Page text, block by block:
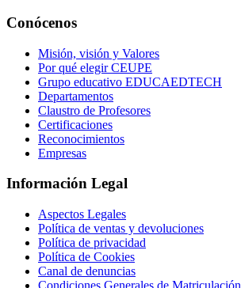
Conócenos
Misión, visión y Valores
Por qué elegir CEUPE
Grupo educativo EDUCAEDTECH
Departamentos
Claustro de Profesores
Certificaciones
Reconocimientos
Empresas
Información Legal
Aspectos Legales
Política de ventas y devoluciones
Política de privacidad
Política de Cookies
Canal de denuncias
Condiciones Generales de Matriculación